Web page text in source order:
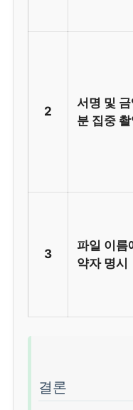
2
서명 및
분 집중
3
파일 이름
약자 명시
결론